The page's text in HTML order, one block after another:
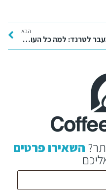
הבא
מעבר לטרנד: למה כל העולם התמכר לקוסמטיקה קוריאנית ואיך זה ישנה את העור שלכם
השאירו פרטים